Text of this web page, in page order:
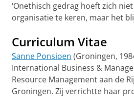
‘Onethisch gedrag hoeft zich
organisatie te keren, maar het
Curriculum Vitae
Sanne Ponsioen (Groningen,
International Business &
Resource Management aan de
Groningen. Zij verrichtte haar